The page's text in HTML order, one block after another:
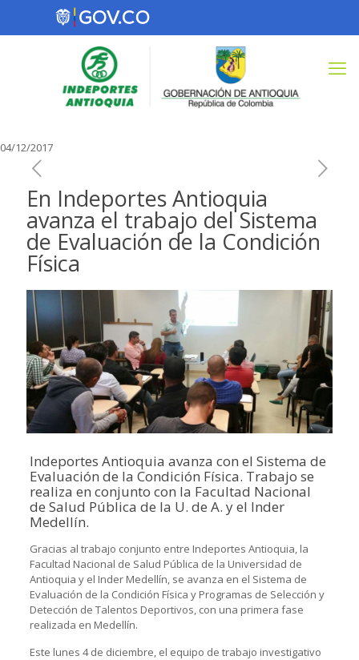
04/12/2017
En Indeportes Antioquia
avanza el trabajo del Sistema
de Evaluación de la Condición
Física
Indeportes Antioquia avanza con el Sistema de
Evaluación de la Condición Física. Trabajo se
realiza en conjunto con la Facultad Nacional
de Salud Pública de la U. de A. y el Inder
Medellín.
Gracias al trabajo conjunto entre Indeportes Antioquia, la
Facultad Nacional de Salud Pública de la Universidad de
Antioquia y el Inder Medellín, se avanza en el Sistema de
Evaluación de la Condición Física y Programas de Selección y
Detección de Talentos Deportivos, con una primera fase
realizada en Medellín.
Este lunes 4 de diciembre, el equipo de trabajo investigativo